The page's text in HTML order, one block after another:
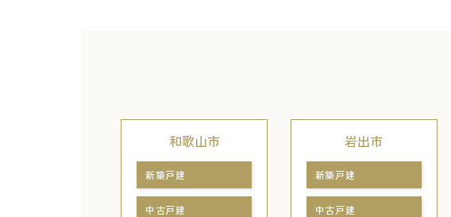
和歌山市
新築戸建
中古戸建
岩出市
新築戸建
中古戸建